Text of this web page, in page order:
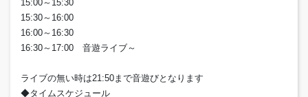
15:00～15:30
15:30～16:00
16:00～16:30
16:30～17:00 音遊ライブ～
ライブの無い時は21:50まで音遊びとなります
◆タイムスケジュール